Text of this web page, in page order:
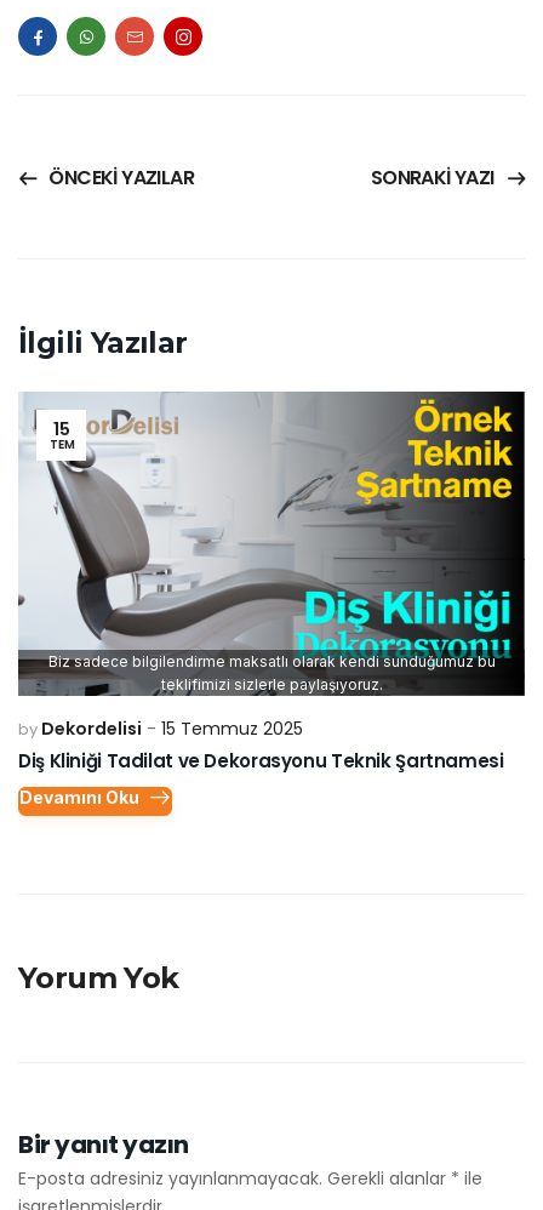
ÖNCEKI YAZILAR SONRAKI YAZI
İlgili Yazılar
15
TEM
Biz sadece bilgilendirme maksatlı olarak kendi sunduğumuz bu
teklifimizi sizlerle paylaşıyoruz.
by Dekordelisi 15 Temmuz 2025
Diş Kliniği Tadilat ve Dekorasyonu Teknik Şartnamesi
Devamını Oku
Yorum Yok
Bir yanıt yazın
E-posta adresiniz yayınlanmayacak. Gerekli alanlar * ile